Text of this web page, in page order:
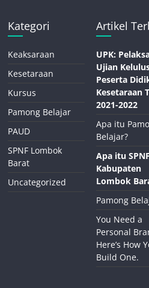
Kategori
Keaksaraan
Kesetaraan
Kursus
Pamong Belajar
PAUD
SPNF Lombok
Barat
Uncategorized
Artikel
UPK:
Ujian
Peserta
Kesetaraan
2021-2022
Apa itu
Belajar?
Apa itu SPNF
Kabupaten
Lombok
Pamong
You Need a
Personal
Here’s How
Build One.